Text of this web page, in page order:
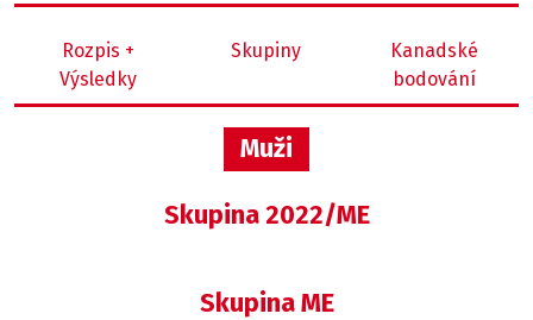
Rozpis +
Výsledky
Skupiny
Kanadské
bodování
Muži
Skupina 2022/ME
Skupina ME